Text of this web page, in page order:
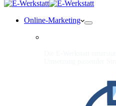
Online-Marketing